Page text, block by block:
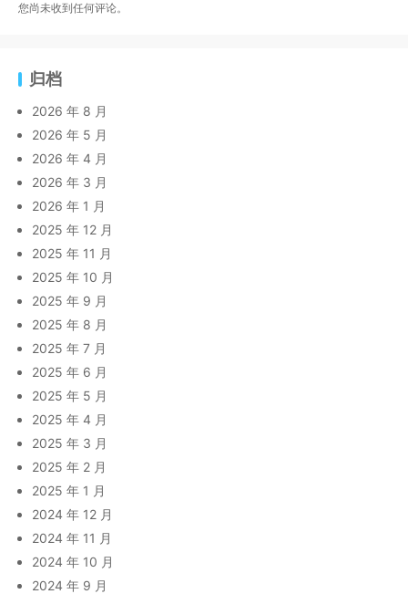
您尚未收到任何评论。
归档
2026 年 8 月
2026 年 5 月
2026 年 4 月
2026 年 3 月
2026 年 1 月
2025 年 12 月
2025 年 11 月
2025 年 10 月
2025 年 9 月
2025 年 8 月
2025 年 7 月
2025 年 6 月
2025 年 5 月
2025 年 4 月
2025 年 3 月
2025 年 2 月
2025 年 1 月
2024 年 12 月
2024 年 11 月
2024 年 10 月
2024 年 9 月